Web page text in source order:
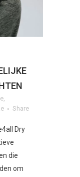
,
Share
Dry
die
om